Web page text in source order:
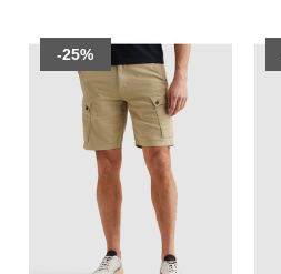
-25%